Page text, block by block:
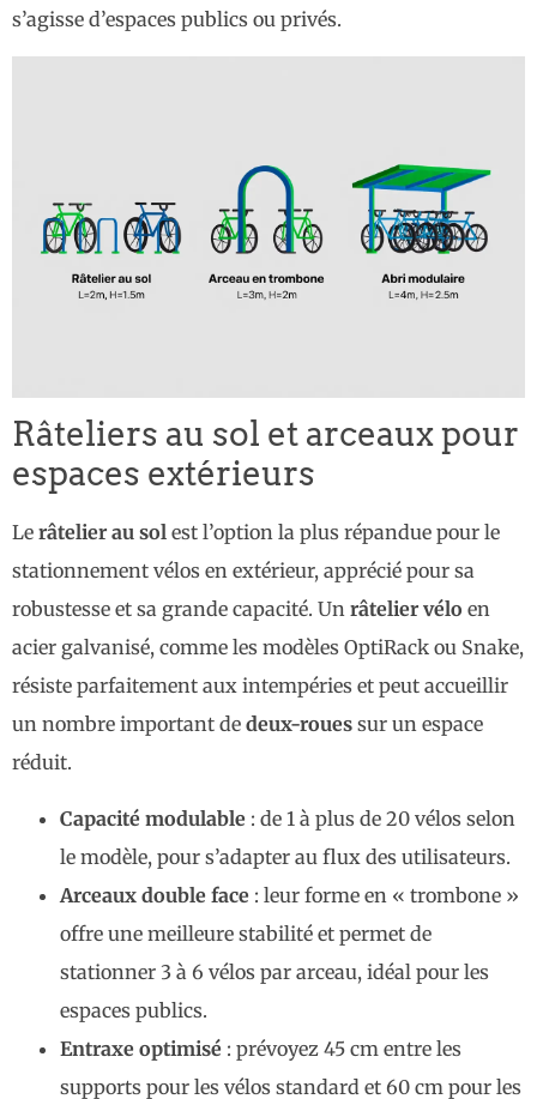
s’agisse d’espaces publics ou privés.
Râteliers au sol et arceaux pour
espaces extérieurs
Le râtelier au sol est l’option la plus répandue pour le
stationnement vélos en extérieur, apprécié pour sa
robustesse et sa grande capacité. Un râtelier vélo en
acier galvanisé, comme les modèles OptiRack ou Snake,
résiste parfaitement aux intempéries et peut accueillir
un nombre important de deux-roues sur un espace
réduit.
Capacité modulable : de 1 à plus de 20 vélos selon
le modèle, pour s’adapter au flux des utilisateurs.
Arceaux double face : leur forme en « trombone »
offre une meilleure stabilité et permet de
stationner 3 à 6 vélos par arceau, idéal pour les
espaces publics.
Entraxe optimisé : prévoyez 45 cm entre les
supports pour les vélos standard et 60 cm pour les